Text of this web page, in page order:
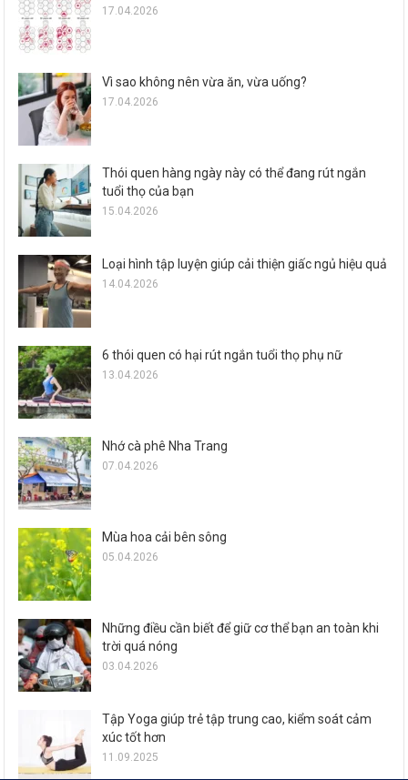
17.04.2026
Vì sao không nên vừa ăn, vừa uống?
17.04.2026
Thói quen hàng ngày này có thể đang rút ngắn
tuổi thọ của bạn
15.04.2026
Loại hình tập luyện giúp cải thiện giấc ngủ hiệu quả
14.04.2026
6 thói quen có hại rút ngắn tuổi thọ phụ nữ
13.04.2026
Nhớ cà phê Nha Trang
07.04.2026
Mùa hoa cải bên sông
05.04.2026
Những điều cần biết để giữ cơ thể bạn an toàn khi
trời quá nóng
03.04.2026
Tập Yoga giúp trẻ tập trung cao, kiểm soát cảm
xúc tốt hơn
11.09.2025